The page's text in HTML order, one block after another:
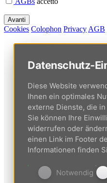
Cookies Colophon Privacy AGB
Datenschutz-
Diese Website
Ihnen ein optimales
externe Dienste, die
Sie können Ihre
widerrufen oder
einen Link im Footer
Informationen finden
Notwendig